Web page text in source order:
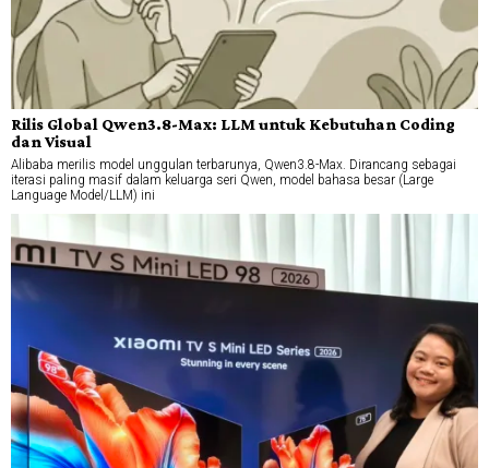
Rilis Global Qwen3.8-Max: LLM untuk Kebutuhan Coding
dan Visual
Alibaba merilis model unggulan terbarunya, Qwen3.8-Max. Dirancang sebagai
iterasi paling masif dalam keluarga seri Qwen, model bahasa besar (Large
Language Model/LLM) ini